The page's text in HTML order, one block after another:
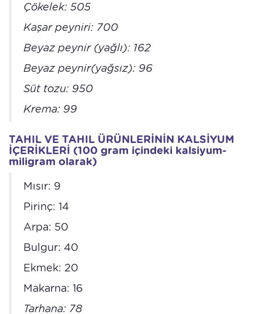
Çökelek: 505
Kaşar peyniri: 700
Beyaz peynir (yağlı): 162
Beyaz peynir(yağsız): 96
Süt tozu: 950
Krema: 99
TAHIL VE TAHIL ÜRÜNLERİNİN KALSİYUM
İÇERİKLERİ (100 gram içindeki kalsiyum-
miligram olarak)
Mısır: 9
Pirinç: 14
Arpa: 50
Bulgur: 40
Ekmek: 20
Makarna: 16
Tarhana: 78